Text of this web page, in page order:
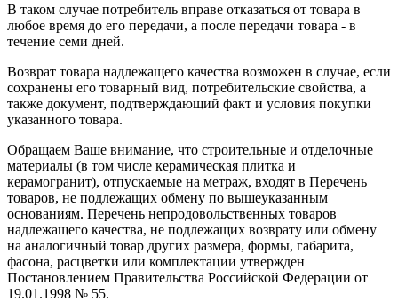
В таком случае потребитель вправе отказаться от товара в
любое время до его передачи, а после передачи товара - в
течение семи дней.
Возврат товара надлежащего качества возможен в случае, если
сохранены его товарный вид, потребительские свойства, а
также документ, подтверждающий факт и условия покупки
указанного товара.
Обращаем Ваше внимание, что строительные и отделочные
материалы (в том числе керамическая плитка и
керамогранит), отпускаемые на метраж, входят в Перечень
товаров, не подлежащих обмену по вышеуказанным
основаниям. Перечень непродовольственных товаров
надлежащего качества, не подлежащих возврату или обмену
на аналогичный товар других размера, формы, габарита,
фасона, расцветки или комплектации утвержден
Постановлением Правительства Российской Федерации от
19.01.1998 № 55.